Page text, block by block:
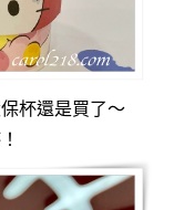
杯還是買了～